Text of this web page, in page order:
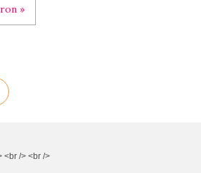
»
<br /> <br />